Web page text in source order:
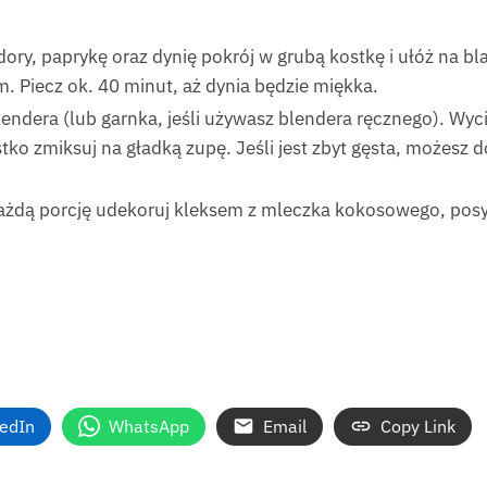
paprykę oraz dynię pokrój w grubą kostkę i ułóż na
Piecz ok. 40 minut, aż dynia będzie miękka.
(lub garnka, jeśli używasz blendera ręcznego).
zmiksuj na gładką zupę. Jeśli jest zbyt gęsta,
porcję udekoruj kleksem z mleczka kokosowego,
WhatsApp Email Copy Link